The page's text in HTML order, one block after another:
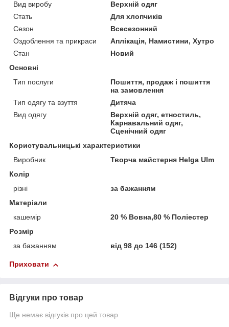
Вид виробу
Верхній одяг
Стать
Для хлопчиків
Сезон
Всесезонний
Оздоблення та прикраси
Аплікація, Намистини, Хутро
Стан
Новий
Основні
Тип послуги
Пошиття, продаж і пошиття
на замовлення
Тип одягу та взуття
Дитяча
Вид одягу
Верхній одяг, етностиль,
Карнавальний одяг,
Сценічний одяг
Користувальницькі характеристики
Виробник
Творча майстерня Helga Ulm
Колір
різні
за бажанням
Матеріали
кашемір
20 % Вовна,80 % Поліестер
Розмір
за бажанням
від 98 до 146 (152)
Приховати
Відгуки про товар
Ще немає відгуків про цей товар